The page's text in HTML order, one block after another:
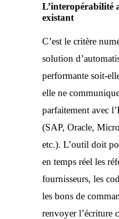
L’interopérabilité
existant
C’est le critère
solution
performante soit-
elle ne
parfaitement avec
(SAP, Oracle,
etc.). L’outil doit
en temps réel les
fournisseurs, les
les bons de
renvoyer l’écriture